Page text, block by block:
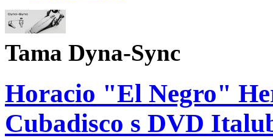
Tama Dyna-Sync
Horacio "El Negro"
Cubadisco s DVD